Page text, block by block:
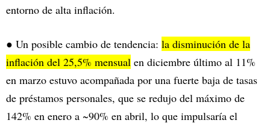
entorno de alta inflación.
● Un posible cambio de tendencia: la disminución de la
inflación del 25,5% mensual en diciembre último al 11%
en marzo estuvo acompañada por una fuerte baja de tasas
de préstamos personales, que se redujo del máximo de
142% en enero a ~90% en abril, lo que impulsaría el